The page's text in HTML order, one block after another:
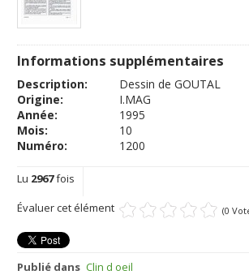
Informations supplémentaires
Description:
Dessin de GOUTAL
Origine:
I.MAG
Année:
1995
Mois:
10
Numéro:
1200
Lu 2967fois
Évaluer cet élément
(0
Publié dans Clin d oeil